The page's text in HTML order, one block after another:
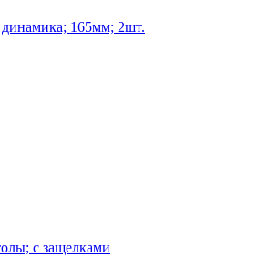
динамика; 165мм; 2шт.
с защелками